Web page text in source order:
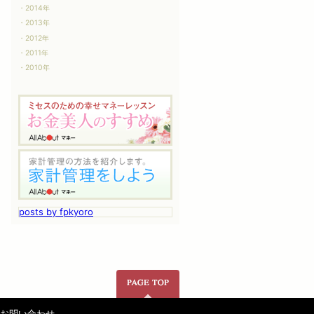
2014年
2013年
2012年
2011年
2010年
posts by fpkyoro